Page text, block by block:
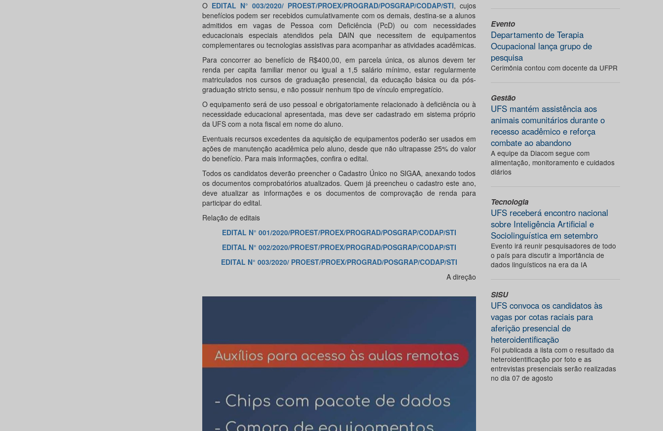
O EDITAL N° 003/2020/ PROEST/PROEX/PROGRAD/POSGRAP/CODAP/STI, cujos
benefícios podem ser recebidos cumulativamente com os demais, destina-se a alunos
admitidos em vagas de Pessoa com Deficiência (PcD) ou com necessidades
educacionais especiais atendidos pela DAIN que necessitem de equipamentos
complementares ou tecnologias assistivas para acompanhar as atividades acadêmicas.
Para concorrer ao benefício de R$400,00, em parcela única, os alunos devem ter
renda per capita familiar menor ou igual a 1,5 salário mínimo, estar regularmente
matriculados nos cursos de graduação presencial, da educação básica ou da pós-
graduação stricto sensu, e não possuir nenhum tipo de vínculo empregatício.
O equipamento será de uso pessoal e obrigatoriamente relacionado à deficiência ou à
necessidade educacional apresentada, mas deve ser cadastrado em sistema próprio
da UFS com a nota fiscal em nome do aluno.
Eventuais recursos excedentes da aquisição de equipamentos poderão ser usados em
ações de manutenção acadêmica pelo aluno, desde que não ultrapasse 25% do valor
do benefício. Para mais informações, confira o edital.
Todos os candidatos deverão preencher o Cadastro Único no SIGAA, anexando todos
os documentos comprobatórios atualizados. Quem já preencheu o cadastro este ano,
deve atualizar as informações e os documentos de comprovação de renda para
participar do edital.
Relação de editais
EDITAL N° 001/2020/PROEST/PROEX/PROGRAD/POSGRAP/CODAP/STI
EDITAL N° 002/2020/PROEST/PROEX/PROGRAD/POSGRAP/CODAP/STI
EDITAL N° 003/2020/ PROEST/PROEX/PROGRAD/POSGRAP/CODAP/STI
A direção
Evento
Departamento de Terapia
Ocupacional lança grupo de
pesquisa
Cerimônia contou com docente da UFPR
Gestão
UFS mantém assistência aos
animais comunitários durante o
recesso acadêmico e reforça
combate ao abandono
A equipe da Diacom segue com
alimentação, monitoramento e cuidados
diários
Tecnologia
UFS receberá encontro nacional
sobre Inteligência Artificial e
Sociolinguística em setembro
Evento irá reunir pesquisadores de todo
o país para discutir a importância de
dados linguísticos na era da IA
SISU
UFS convoca os candidatos às
vagas por cotas raciais para
aferição presencial de
heteroidentificação
Foi publicada a lista com o resultado da
heteroidentificação por foto e as
entrevistas presenciais serão realizadas
no dia 07 de agosto